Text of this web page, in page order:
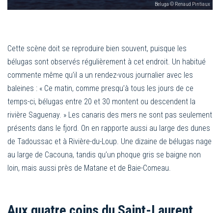
Beluga © Renaud Pintiaux
Cette scène doit se reproduire bien souvent, puisque les
bélugas sont observés régulièrement à cet endroit. Un habitué
commente même qu’il a un rendez-vous journalier avec les
baleines : « Ce matin, comme presqu’à tous les jours de ce
temps-ci, bélugas entre 20 et 30 montent ou descendent la
rivière Saguenay. » Les canaris des mers ne sont pas seulement
présents dans le fjord. On en rapporte aussi au large des dunes
de Tadoussac et à Rivière-du-Loup. Une dizaine de bélugas nage
au large de Cacouna, tandis qu’un phoque gris se baigne non
loin, mais aussi près de Matane et de Baie-Comeau.